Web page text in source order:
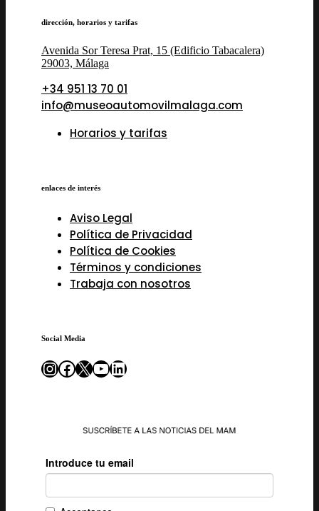
dirección, horarios y tarifas
Avenida Sor Teresa Prat, 15 (Edificio Tabacalera)
29003, Málaga
+34 951 13 70 01
info@museoautomovilmalaga.com
Horarios y tarifas
enlaces de interés
Aviso Legal
Política de Privacidad
Política de Cookies
Términos y condiciones
Trabaja con nosotros
Social Media
Instagram
Facebook
X YouTube
LinkedIn